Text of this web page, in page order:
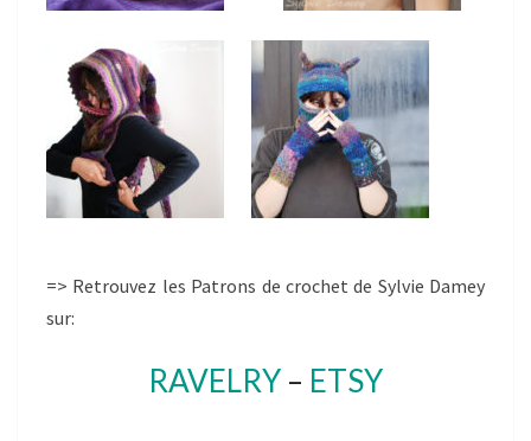
=> Retrouvez les Patrons de crochet de Sylvie Damey
sur:
RAVELRY – ETSY